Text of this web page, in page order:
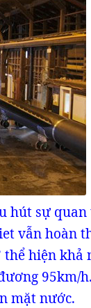
hút sự quan
vẫn hoàn
hiện khả
95km/
mặt nước.